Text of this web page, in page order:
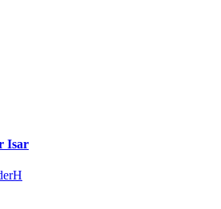
Isar